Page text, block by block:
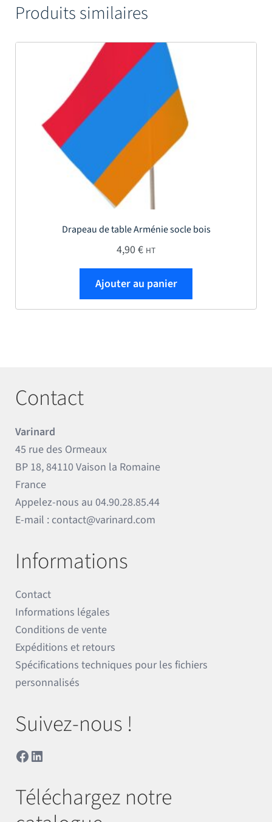
Produits similaires
Drapeau de table Arménie socle bois
4,90€ HT
Ajouter au panier
Contact
Varinard
45 rue des Ormeaux
BP 18, 84110 Vaison la Romaine
France
Appelez-nous au04.90.28.85.44
E-mail : contact@varinard.com
Informations
Contact
Informations légales
Conditions de vente
Expéditions et retours
Spécifications techniques pour les fichiers
personnalisés
Suivez-nous !
Facebook
LinkedIn
Téléchargez notre